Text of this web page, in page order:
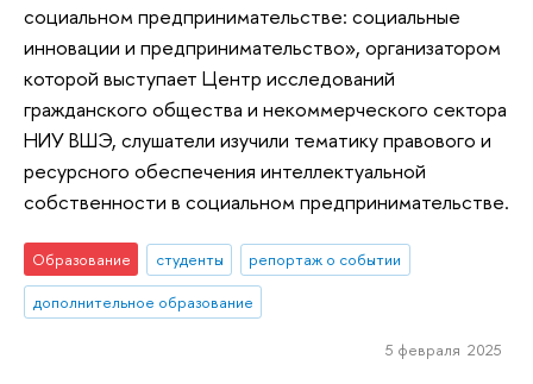
социальном предпринимательстве: социальные
инновации и предпринимательство», организатором
которой выступает Центр исследований
гражданского общества и некоммерческого сектора
НИУ ВШЭ, слушатели изучили тематику правового и
ресурсного обеспечения интеллектуальной
собственности в социальном предпринимательстве.
Образование студенты
репортаж о событии
дополнительное образование
5 февраля 2025